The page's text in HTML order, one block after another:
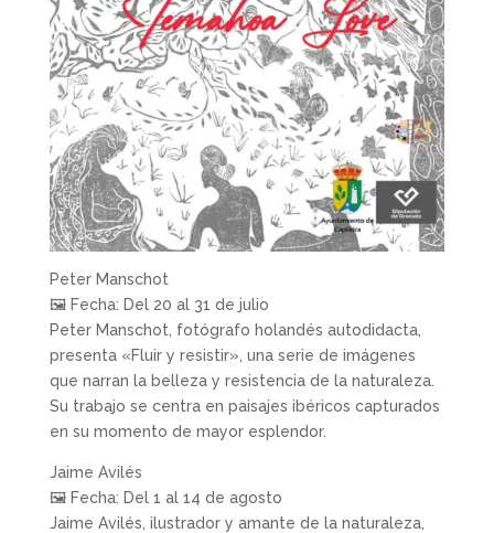
Peter Manschot
🖼 Fecha: Del 20 al 31 de julio
Peter Manschot, fotógrafo holandés autodidacta,
presenta «Fluir y resistir», una serie de imágenes
que narran la belleza y resistencia de la naturaleza.
Su trabajo se centra en paisajes ibéricos capturados
en su momento de mayor esplendor.
Jaime Avilés
🖼 Fecha: Del 1 al 14 de agosto
Jaime Avilés, ilustrador y amante de la naturaleza,